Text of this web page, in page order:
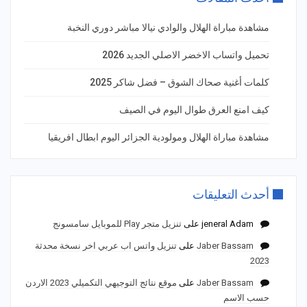
مشاهدة مباراة الهلال والوادي نيالا مباشر دوري النخبة
تحميل واتساب الاخضر الاصلي الجديد 2026
كلمات أغنية صحاك الشوق – فضل شاكر 2025
كيف امنع العرق طوال اليوم في الصيف
مشاهدة مباراة الهلال ومولودية الجزائر اليوم ابطال افريقيا
أحدث التعليقات
jeneral Adam على تنزيل متجر Play للموبايل سامسونج
Jaber Bassam على تنزيل واتس اب عربي اخر نسخة محدثة
2023
Jaber Bassam على
موقع نتائج التوجيهي التكميلي 2023 الاردن
حسب الاسم